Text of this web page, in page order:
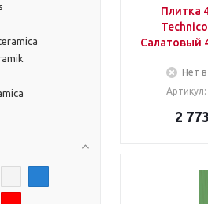
Плитка
Салатовый
Нет
2 773